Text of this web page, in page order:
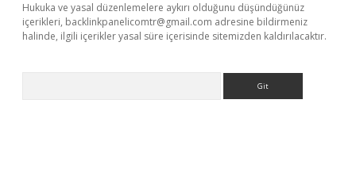
Hukuka ve yasal düzenlemelere aykırı olduğunu düşündüğünüz
içerikleri, backlinkpanelicomtr@gmail.com adresine bildirmeniz
halinde, ilgili içerikler yasal süre içerisinde sitemizden kaldırılacaktır.